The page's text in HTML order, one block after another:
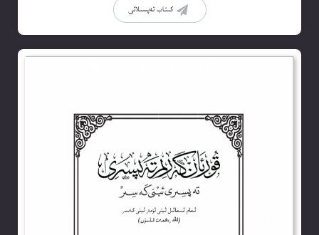
كىتاب تەپسىلاتى